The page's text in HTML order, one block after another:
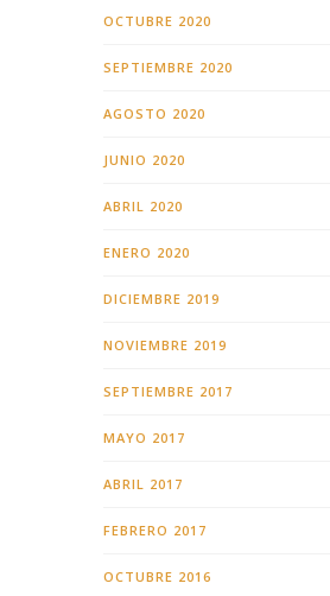
OCTUBRE 2020
SEPTIEMBRE 2020
AGOSTO 2020
JUNIO 2020
ABRIL 2020
ENERO 2020
DICIEMBRE 2019
NOVIEMBRE 2019
SEPTIEMBRE 2017
MAYO 2017
ABRIL 2017
FEBRERO 2017
OCTUBRE 2016